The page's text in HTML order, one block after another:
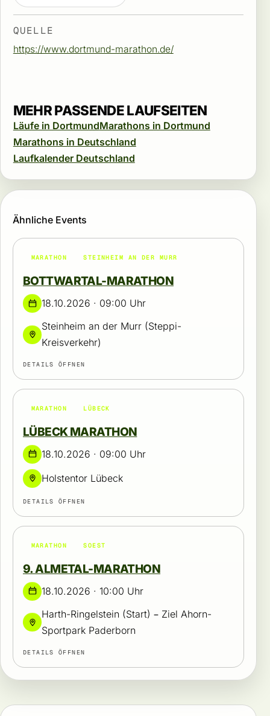
QUELLE
https://www.dortmund-marathon.de/
MEHR PASSENDE LAUFSEITEN
Läufe in DortmundMarathons in Dortmund
Marathons in Deutschland
Laufkalender Deutschland
Ähnliche Events
MARATHON STEINHEIM AN DER MURR
BOTTWARTAL-MARATHON
18.10.2026 · 09:00 Uhr
Steinheim an der Murr (Steppi-
Kreisverkehr)
DETAILS ÖFFNEN
MARATHON LÜBECK
LÜBECK MARATHON
18.10.2026 · 09:00 Uhr
Holstentor Lübeck
DETAILS ÖFFNEN
MARATHON SOEST
9. ALMETAL-MARATHON
18.10.2026 · 10:00 Uhr
Harth-Ringelstein (Start) – Ziel Ahorn-
Sportpark Paderborn
DETAILS ÖFFNEN